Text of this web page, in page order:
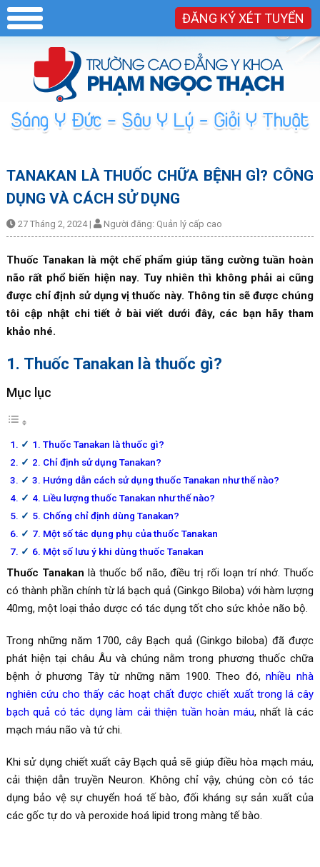
ĐĂNG KÝ XÉT TUYỂN
TANAKAN LÀ THUỐC CHỮA BỆNH GÌ? CÔNG
DỤNG VÀ CÁCH SỬ DỤNG
27 Tháng 2, 2024 | Người đăng: Quản lý cấp cao
Thuốc Tanakan là một chế phẩm giúp tăng cường tuần hoàn
não rất phổ biến hiện nay. Tuy nhiên thì không phải ai cũng
được chỉ định sử dụng vị thuốc này. Thông tin sẽ được chúng
tôi cập nhật chi tiết ở bài viết dưới đây, các bạn hãy tham
khảo nhé.
1. Thuốc Tanakan là thuốc gì?
Mục lục
1. Thuốc Tanakan là thuốc gì?
2. Chỉ định sử dụng Tanakan?
3. Hướng dẫn cách sử dụng thuốc Tanakan như thế nào?
4. Liều lượng thuốc Tanakan như thế nào?
5. Chống chỉ định dùng Tanakan?
7. Một số tác dụng phụ của thuốc Tanakan
6. Một số lưu ý khi dùng thuốc Tanakan
Thuốc Tanakan là thuốc bổ não, điều trị rối loạn trí nhớ. Thuốc
có thành phần chính từ lá bạch quả (Ginkgo Biloba) với hàm lượng
40mg, một loại thảo dược có tác dụng tốt cho sức khỏe não bộ.
Trong những năm 1700, cây Bạch quả (Ginkgo biloba) đã được
phát hiện tại châu Âu và chúng nằm trong phương thuốc chữa
bệnh ở phương Tây từ những năm 1900. Theo đó,nhiều nhà
nghiên cứu cho thấy các hoạt chất được chiết xuất trong lá cây
bạch quả có tác dụng làm cải thiện tuần hoàn máu, nhất là các
mạch máu não và tứ chi.
Khi sử dụng chiết xuất cây Bạch quả sẽ giúp điều hòa mạch máu,
cải thiện dẫn truyền Neuron. Không chỉ vậy, chúng còn có tác
dụng bảo vệ sự chuyển hoá tế bào, đối kháng sự sản xuất của
các gốc tự do và peroxide hoá lipid trong màng tế bào.